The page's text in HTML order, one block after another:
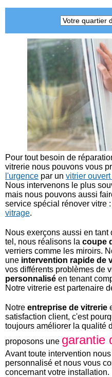
Pour tout besoin de
vitrerie nous pouvons vous
l'urgence par un vitrier
Nous intervenons le plus
mais nous pouvons aussi
service spécial rénover vitre :
vitrage.
Nous exerçons aussi en tant
tel, nous réalisons la coupe
verriers comme les miroirs.
une intervention rapide de
vos différents problèmes de
personnalisé en tenant
Notre vitrerie est partenaire
Notre entreprise de vitrerie
satisfaction client, c'est
toujours améliorer la qualité
proposons une garantie
Avant toute intervention
personnalisé et nous vous
concernant votre installation.